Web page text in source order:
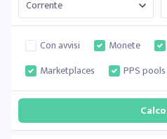
Con avvisi Monete
Marketplaces
PPS pools